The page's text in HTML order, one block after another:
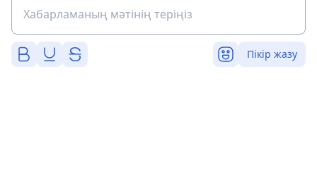
Пікір жазу